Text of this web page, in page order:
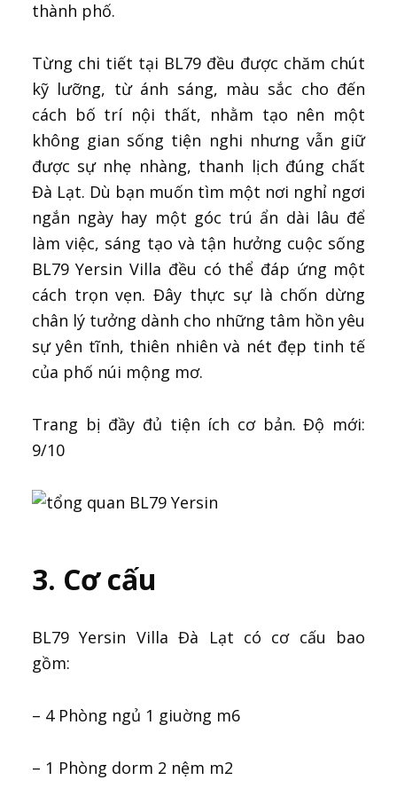
thành phố.
Từng chi tiết tại BL79 đều được chăm chút
kỹ lưỡng, từ ánh sáng, màu sắc cho đến
cách bố trí nội thất, nhằm tạo nên một
không gian sống tiện nghi nhưng vẫn giữ
được sự nhẹ nhàng, thanh lịch đúng chất
Đà Lạt. Dù bạn muốn tìm một nơi nghỉ ngơi
ngắn ngày hay một góc trú ẩn dài lâu để
làm việc, sáng tạo và tận hưởng cuộc sống
BL79 Yersin Villa đều có thể đáp ứng một
cách trọn vẹn. Đây thực sự là chốn dừng
chân lý tưởng dành cho những tâm hồn yêu
sự yên tĩnh, thiên nhiên và nét đẹp tinh tế
của phố núi mộng mơ.
Trang bị đầy đủ tiện ích cơ bản. Độ mới:
9/10
3. Cơ cấu
BL79 Yersin Villa Đà Lạt có cơ cấu bao
gồm:
– 4 Phòng ngủ 1 giuờng m6
– 1 Phòng dorm 2 nệm m2